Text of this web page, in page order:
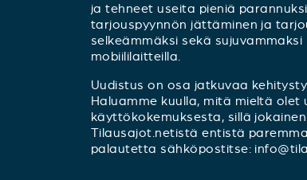
ja tehneet useita pieniä
tarjouspyynnön jättäminen ja
selkeämmäksi sekä
mobiililaitteilla.
Uudistus on osa jatkuvaa
Haluamme kuulla, mitä mieltä olet
käyttökokemuksesta, sillä
Tilausajot.netistä entistä
palautetta sähköpostitse: